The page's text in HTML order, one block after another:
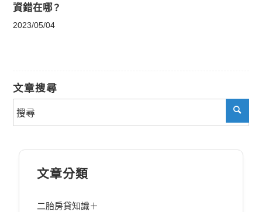
資錯在哪？
2023/05/04
文章搜尋
文章分類
二胎房貸知識＋